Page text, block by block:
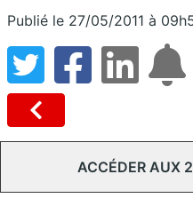
Publié le 27/05/2011 à
ACCÉDER AUX